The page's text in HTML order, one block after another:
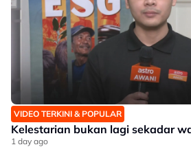
VIDEO TERKINI & POPULAR
Kelestarian bukan lagi sekadar
1 day ago